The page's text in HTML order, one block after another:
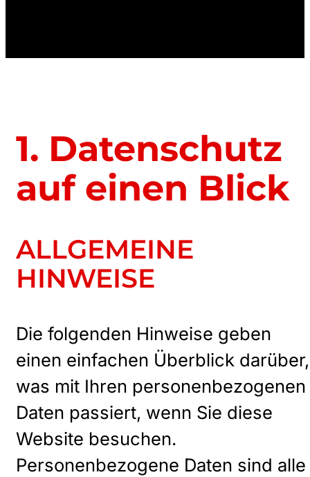
1. Datenschutz
auf einen Blick
ALLGEMEINE
HINWEISE
Die folgenden Hinweise geben
einen einfachen Überblick darüber,
was mit Ihren personenbezogenen
Daten passiert, wenn Sie diese
Website besuchen.
Personenbezogene Daten sind alle